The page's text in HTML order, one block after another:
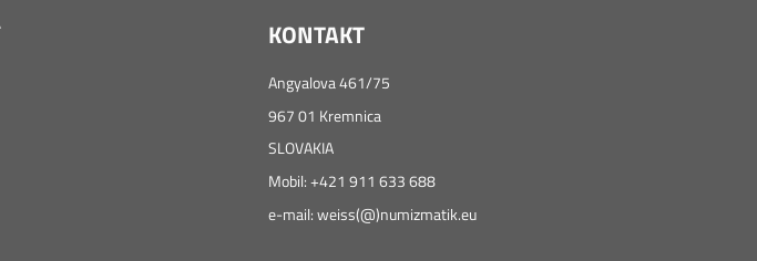
KONTAKT
Angyalova 461/75
967 01 Kremnica
SLOVAKIA
Mobil: +421 911 633 688
e-mail: weiss(@)numizmatik.eu